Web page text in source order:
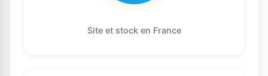
Site et stock en France